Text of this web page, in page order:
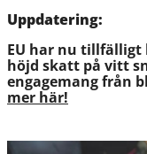
Uppdatering:
EU har nu
höjd skatt på vitt
engagemang från
mer här!